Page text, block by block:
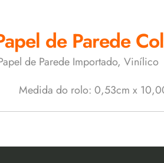
de Parede
de Parede Importado, Vinílico
Medida do rolo: 0,53cm x